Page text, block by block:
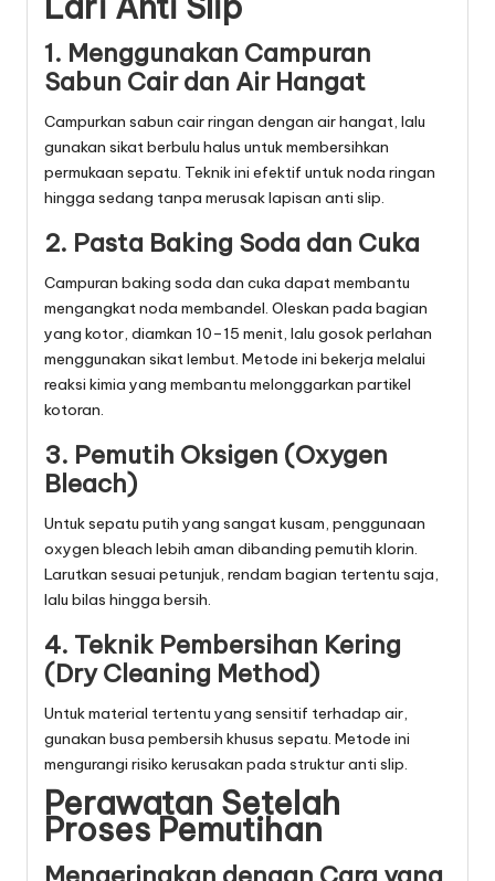
1. Menggunakan Campuran
Sabun Cair dan Air Hangat
Campurkan sabun cair ringan dengan air hangat, lalu
gunakan sikat berbulu halus untuk membersihkan
permukaan sepatu. Teknik ini efektif untuk noda ringan
hingga sedang tanpa merusak lapisan anti slip.
2. Pasta Baking Soda dan Cuka
Campuran baking soda dan cuka dapat membantu
mengangkat noda membandel. Oleskan pada bagian
yang kotor, diamkan 10–15 menit, lalu gosok perlahan
menggunakan sikat lembut. Metode ini bekerja melalui
reaksi kimia yang membantu melonggarkan partikel
kotoran.
3. Pemutih Oksigen (Oxygen
Bleach)
Untuk sepatu putih yang sangat kusam, penggunaan
oxygen bleach lebih aman dibanding pemutih klorin.
Larutkan sesuai petunjuk, rendam bagian tertentu saja,
lalu bilas hingga bersih.
4. Teknik Pembersihan Kering
(Dry Cleaning Method)
Untuk material tertentu yang sensitif terhadap air,
gunakan busa pembersih khusus sepatu. Metode ini
mengurangi risiko kerusakan pada struktur anti slip.
Perawatan Setelah
Proses Pemutihan